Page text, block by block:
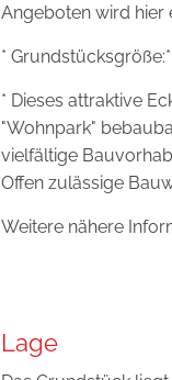
Angeboten wird hier
*
* Dieses attraktive
"Wohnpark"
vielfältige
Offen zulässige
Weitere nähere
Lage